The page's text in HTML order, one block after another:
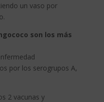
un vaso por
son los más
por los serogrupos A,
2 vacunas y